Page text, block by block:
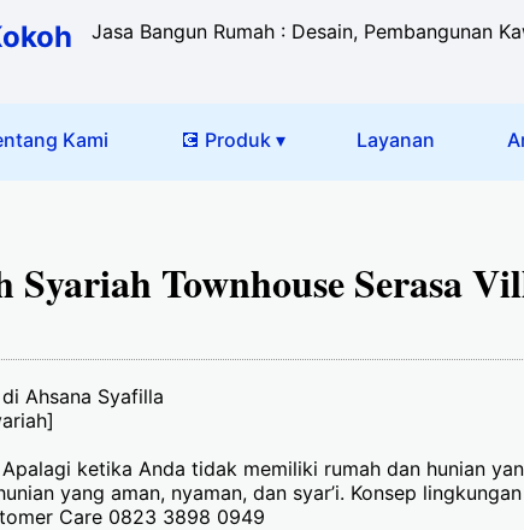
Jasa Bangun Rumah : Desain, Pembangunan
Kami 💽 Produk ▾ Layanan
Syariah Townhouse Serasa
Ahsana Syafilla
ketika Anda tidak memiliki rumah dan hunian
yang aman, nyaman, dan syar’i. Konsep
Care 0823 3898 0949